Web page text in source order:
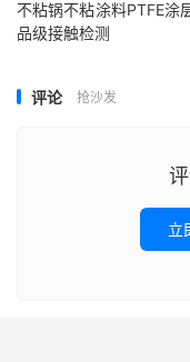
不粘锅不粘涂料PTFE涂
品级接触检测
评论 抢沙发
立